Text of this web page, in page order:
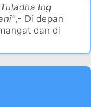
Ing
,- Di depan
dan di